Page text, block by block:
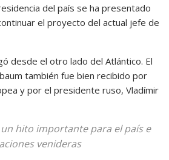
del país se ha presentado
el proyecto del actual jefe de
desde el otro lado del Atlántico. El
también fue bien recibido por
y por el presidente ruso, Vladímir
hito importante para el país e
venideras